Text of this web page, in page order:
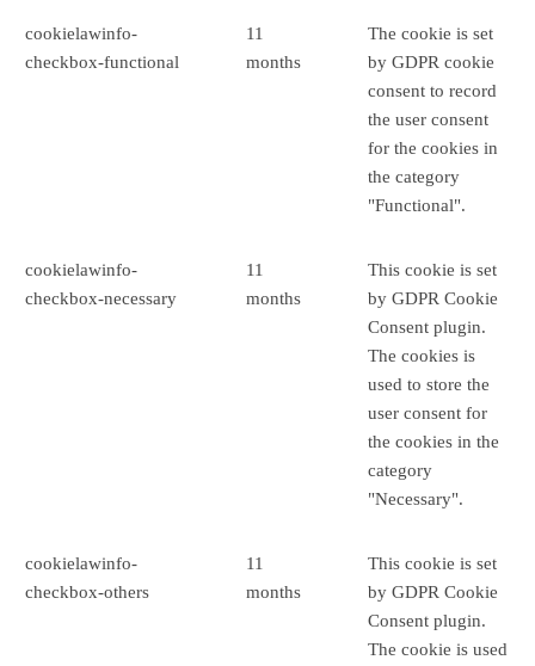
cookielawinfo-
checkbox-functional
11
months
The cookie is set
by GDPR cookie
consent to record
the user consent
for the cookies in
the category
"Functional".
cookielawinfo-
checkbox-necessary
11
months
This cookie is set
by GDPR Cookie
Consent plugin.
The cookies is
used to store the
user consent for
the cookies in the
category
"Necessary".
cookielawinfo-
checkbox-others
11
months
This cookie is set
by GDPR Cookie
Consent plugin.
The cookie is used